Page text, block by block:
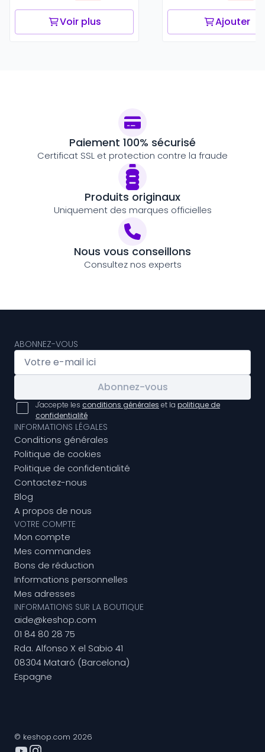
Voir plus Ajouter
Paiement 100% sécurisé
Certificat SSL et protection contre la fraude
Produits originaux
Uniquement des marques officielles
Nous vous conseillons
Consultez nos experts
ABONNEZ-VOUS
Abonnez-vous
J'accepte les conditions générales et la politique de
confidentialité
INFORMATIONS LÉGALES
Conditions générales
Politique de cookies
Politique de confidentialité
Contactez-nous
Blog
A propos de nous
VOTRE COMPTE
Mon compte
Mes commandes
Bons de réduction
Informations personnelles
Mes adresses
INFORMATIONS SUR LA BOUTIQUE
aide@keshop.com
01 84 80 28 75
Rda. Alfonso X el Sabio 41
08304 Mataró (Barcelona)
Espagne
© keshop.com 2026